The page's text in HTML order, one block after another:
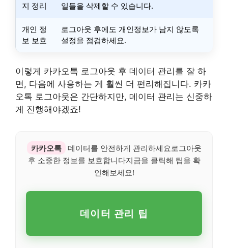
지 정리
일들을 삭제할 수 있습니다.
개인 정
보 보호
로그아웃 후에도 개인정보가 남지 않도록
설정을 점검하세요.
이렇게 카카오톡 로그아웃 후 데이터 관리를 잘 하
면, 다음에 사용하는 게 훨씬 더 편리해집니다. 카카
오톡 로그아웃은 간단하지만, 데이터 관리는 신중하
게 진행해야겠죠!
카카오톡
데이터를 안전하게 관리하세요로그아웃
후 소중한 정보를 보호합니다지금을 클릭해 팁을 확
인해보세요!
데이터 관리 팁